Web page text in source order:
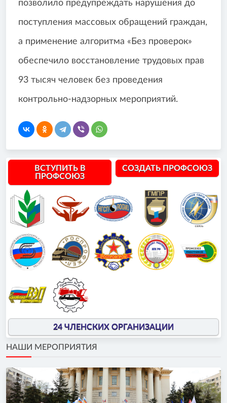
позволило предупреждать нарушения до
поступления массовых обращений граждан,
а применение алгоритма «Без проверок»
обеспечило восстановление трудовых прав
93 тысяч человек без проведения
контрольно-надзорных мероприятий.
ВСТУПИТЬ В
ПРОФСОЮЗ
СОЗДАТЬ ПРОФСОЮЗ
24 ЧЛЕНСКИХ ОРГАНИЗАЦИИ
НАШИ МЕРОПРИЯТИЯ